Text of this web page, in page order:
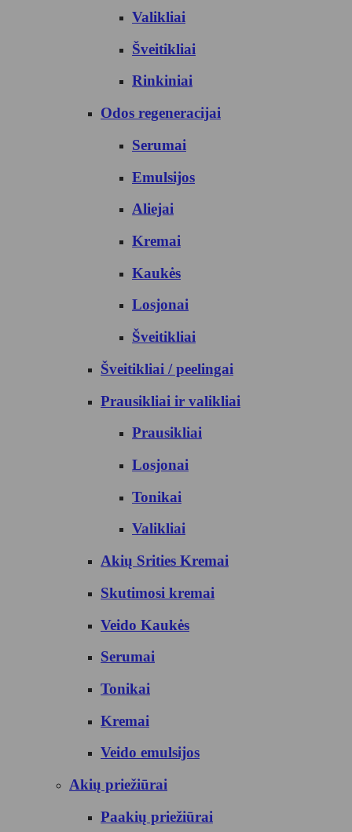
Valikliai
Šveitikliai
Rinkiniai
Odos regeneracijai
Serumai
Emulsijos
Aliejai
Kremai
Kaukės
Losjonai
Šveitikliai
Šveitikliai / peelingai
Prausikliai ir valikliai
Prausikliai
Losjonai
Tonikai
Valikliai
Akių Srities Kremai
Skutimosi kremai
Veido Kaukės
Serumai
Tonikai
Kremai
Veido emulsijos
Akių priežiūrai
Paakių priežiūrai